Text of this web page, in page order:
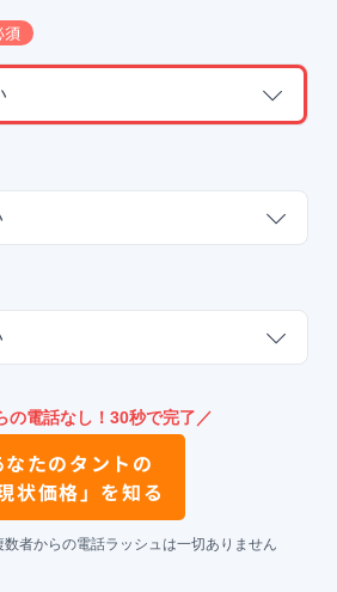
須
の電話なし！30秒で完了／
なたのタント の
現状価格」を知る
者からの電話ラッシュは一切ありません